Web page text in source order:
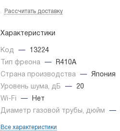
Рассчитать доставку
Характеристики
Код —
13224
Тип фреона
—
R410A
Страна производства
—
Япония
Уровень шума, дБ
—
20
Wi-Fi
—
Нет
Диаметр газовой трубы, дюйм
—
Все характеристики